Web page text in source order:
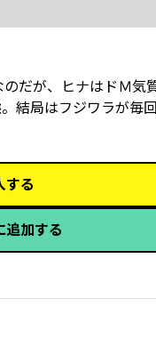
だが、ヒナはドＭ気
結局はフジワラが毎
する
追加する